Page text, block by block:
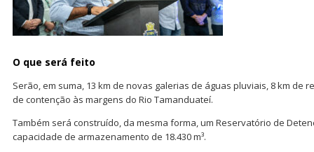
O que será feito
Serão, em suma, 13 km de novas galerias de águas pluviais, 8 km de
de contenção às margens do Rio Tamanduateí.
Também será construído, da mesma forma, um Reservatório de
capacidade de armazenamento de 18.430 m³.